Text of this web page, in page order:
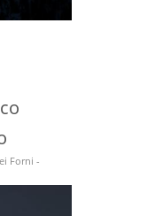
Forni -